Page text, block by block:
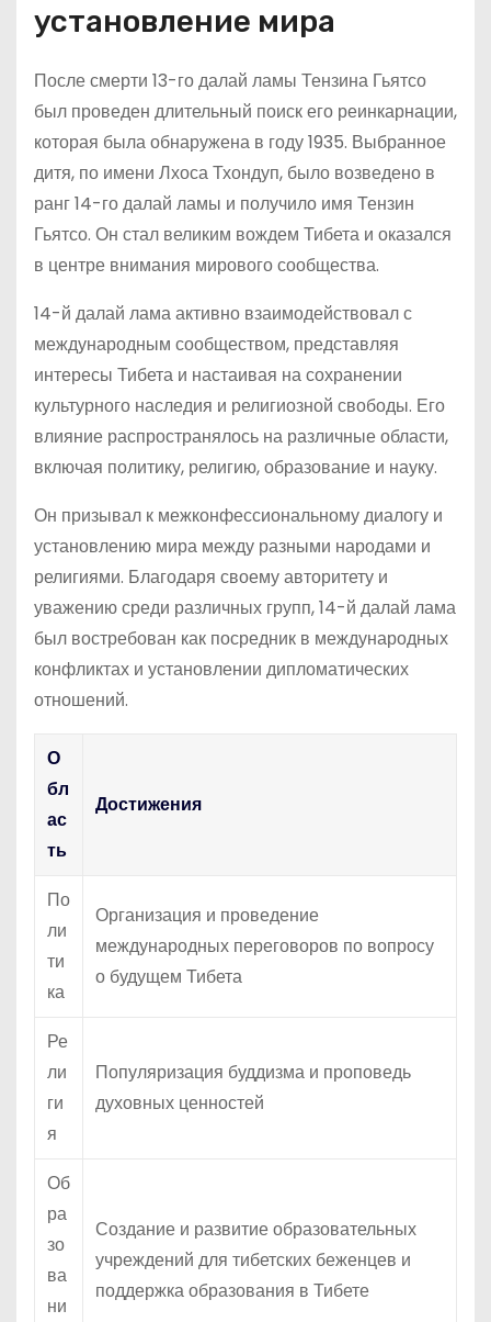
установление мира
После смерти 13-го далай ламы Тензина Гьятсо
был проведен длительный поиск его реинкарнации,
которая была обнаружена в году 1935. Выбранное
дитя, по имени Лхоса Тхондуп, было возведено в
ранг 14-го далай ламы и получило имя Тензин
Гьятсо. Он стал великим вождем Тибета и оказался
в центре внимания мирового сообщества.
14-й далай лама активно взаимодействовал с
международным сообществом, представляя
интересы Тибета и настаивая на сохранении
культурного наследия и религиозной свободы. Его
влияние распространялось на различные области,
включая политику, религию, образование и науку.
Он призывал к межконфессиональному диалогу и
установлению мира между разными народами и
религиями. Благодаря своему авторитету и
уважению среди различных групп, 14-й далай лама
был востребован как посредник в международных
конфликтах и установлении дипломатических
отношений.
О
бл
ас
ть
Достижения
По
ли
ти
ка
Организация и проведение
международных переговоров по вопросу
о будущем Тибета
Ре
ли
ги
я
Популяризация буддизма и проповедь
духовных ценностей
Об
ра
зо
ва
ни
Создание и развитие образовательных
учреждений для тибетских беженцев и
поддержка образования в Тибете